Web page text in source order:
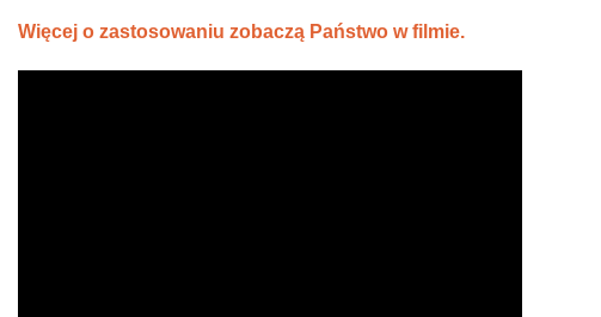
Więcej o zastosowaniu zobaczą Państwo w filmie.